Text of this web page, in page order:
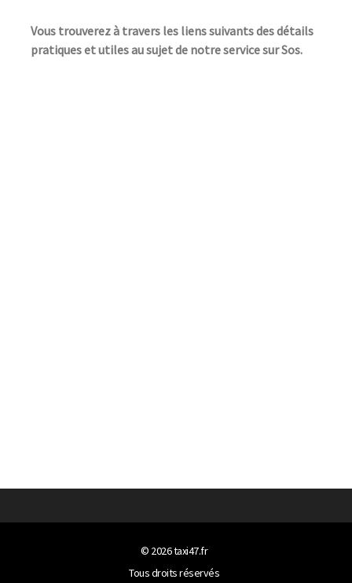
Vous trouverez à travers les liens suivants des détails
pratiques et utiles au sujet de notre service sur Sos.
© 2026taxi47.fr
Tous droits réservés